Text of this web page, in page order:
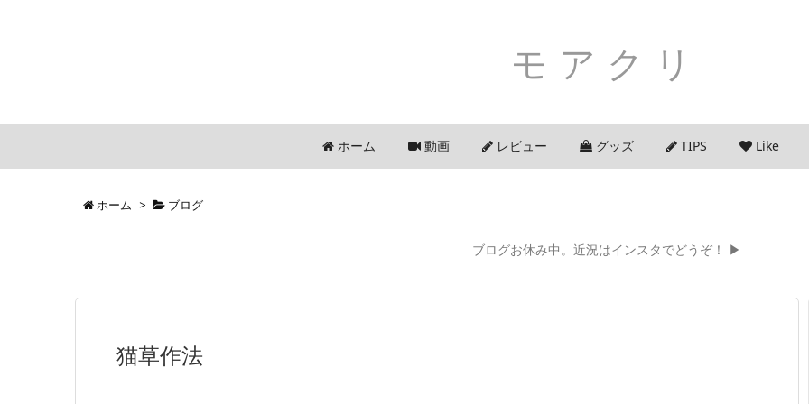
モアクリ
ホーム 動画 レビュー グッズ TIPS Like
ホーム > ブログ
ブログお休み中。近況はインスタでどうぞ！ ▶
猫草作法